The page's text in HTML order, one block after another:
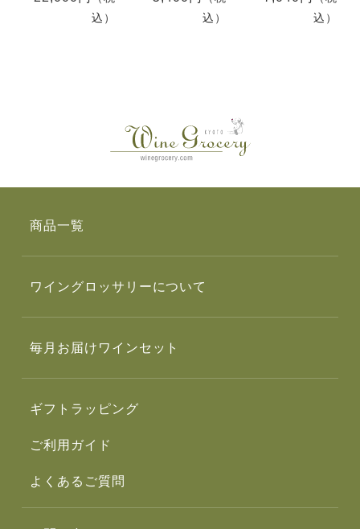
込）
込）
込）
商品一覧
ワイングロッサリーについて
毎月お届けワインセット
ギフトラッピング
ご利用ガイド
よくあるご質問